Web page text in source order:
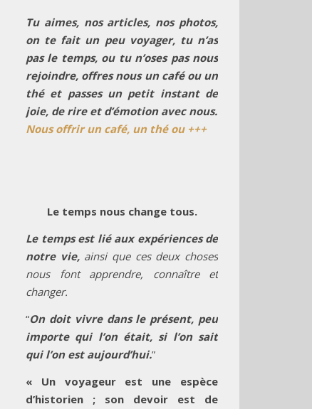
Tu aimes, nos articles, nos photos,
on te fait un peu voyager, tu n’as
pas le temps, ou tu n’oses pas nous
rejoindre, offres nous un café ou un
thé et passes un petit instant de
joie, de rire et d’émotion avec nous.
Nous offrir un café, un thé ou +++
Le temps nous change tous.
Le temps est lié aux expériences de
notre vie, ainsi que ces deux choses
nous font apprendre, connaître et
changer.
“On doit vivre dans le présent, peu
importe qui l’on était, si l’on sait
qui l’on est aujourd’hui.”
« Un voyageur est une espèce
d’historien ; son devoir est de